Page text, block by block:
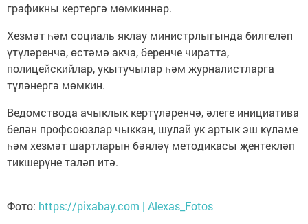
графикны кертергә мөмкиннәр.
Хезмәт һәм социаль яклау министрлыгында билгеләп
үтүләренчә, өстәмә акча, беренче чиратта,
полицейскийлар, укытучылар һәм журналистларга
түләнергә мөмкин.
Ведомствода ачыклык кертүләренчә, әлеге инициатива
белән профсоюзлар чыккан, шулай ук артык эш күләме
һәм хезмәт шартларын бәяләү методикасы җентекләп
тикшерүне таләп итә.
Фото: https://pixabay.com | Alexas_Fotos